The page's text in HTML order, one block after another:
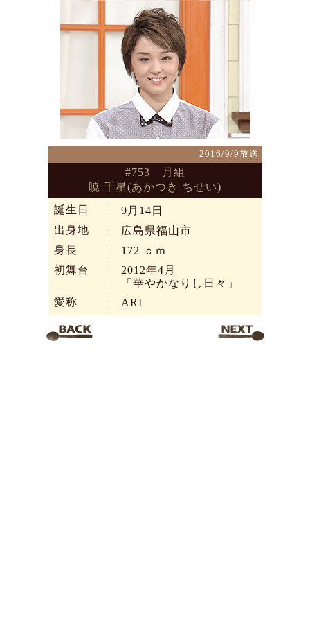
2016/9/9放送
#753 月組
暁 千星(あかつき ちせい)
誕生日
9月14日
出身地
広島県福山市
身長
172
ｃｍ
初舞台
2012年4月
「華やかなりし日々」
愛称
ARI